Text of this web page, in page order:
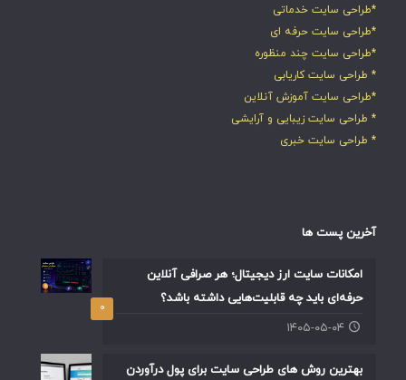
*طراحی سایت خدماتی
*طراحی سایت حرفه ای
*طراحی سایت چند منظوره
* طراحی سایت کاریابی
*طراحی سایت آموزش آنلاین
* طراحی سایت زیبایی و آرایشی
* طراحی سایت خبری
آخرین پست ها
۰
امکانات سایت ارز دیجیتال؛ هر صرافی آنلاین
حرفه‌ای باید چه قابلیت‌هایی داشته باشد؟
۱۴۰۵-۰۵-۰۴
بهترین روش های طراحی سایت برای پول درآوردن